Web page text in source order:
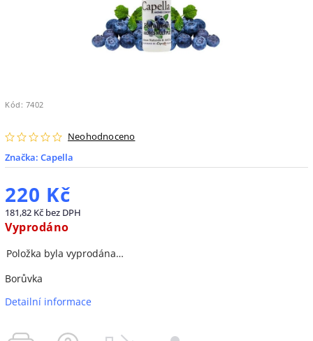
Kód: 7402
Neohodnoceno
Značka: Capella
220 Kč
181,82 Kč bez DPH
Vyprodáno
Položka byla vyprodána…
Borůvka
Detailní informace